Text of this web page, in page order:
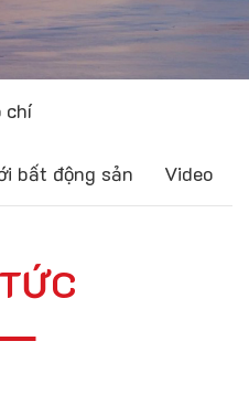
chí
bất động sản Video